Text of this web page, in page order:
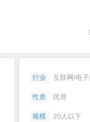
行业 互联网/电
性质 民营
规模 20人以下